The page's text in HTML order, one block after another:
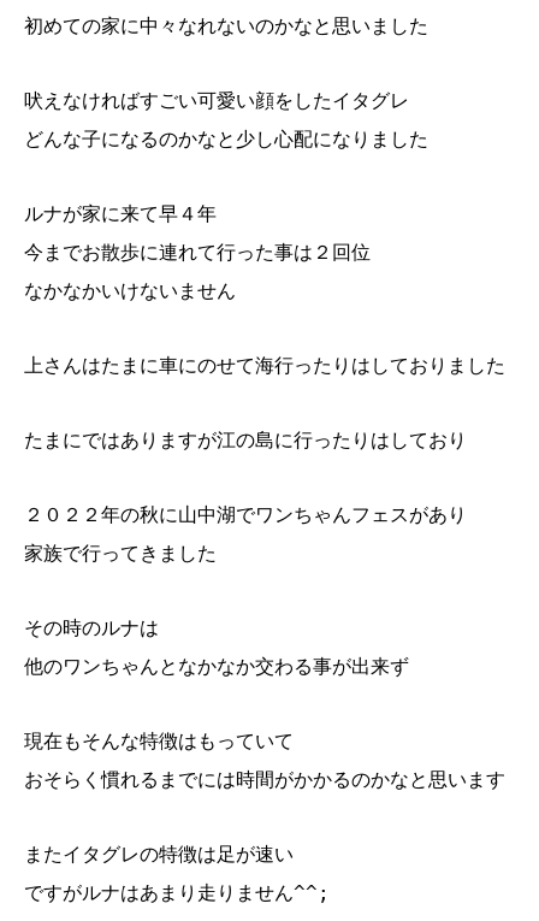
初めての家に中々なれないのかなと思いました
吠えなければすごい可愛い顔をしたイタグレ
どんな子になるのかなと少し心配になりました
ルナが家に来て早４年
今までお散歩に連れて行った事は２回位
なかなかいけないません
上さんはたまに車にのせて海行ったりはしておりました
たまにではありますが江の島に行ったりはしており
２０２２年の秋に山中湖でワンちゃんフェスがあり
家族で行ってきました
その時のルナは
他のワンちゃんとなかなか交わる事が出来ず
現在もそんな特徴はもっていて
おそらく慣れるまでには時間がかかるのかなと思います
またイタグレの特徴は足が速い
ですがルナはあまり走りません^^;